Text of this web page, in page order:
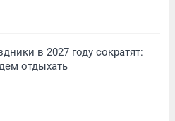
в 2027 году сократят:
отдыхать